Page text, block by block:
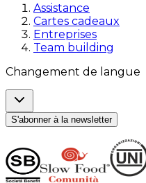
Assistance
Cartes cadeaux
Entreprises
Team building
Changement de langue
S'abonner à la newsletter